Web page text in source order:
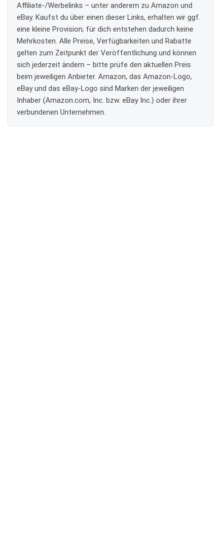
Affiliate-/Werbelinks – unter anderem zu Amazon und
eBay. Kaufst du über einen dieser Links, erhalten wir ggf.
eine kleine Provision; für dich entstehen dadurch keine
Mehrkosten. Alle Preise, Verfügbarkeiten und Rabatte
gelten zum Zeitpunkt der Veröffentlichung und können
sich jederzeit ändern – bitte prüfe den aktuellen Preis
beim jeweiligen Anbieter. Amazon, das Amazon-Logo,
eBay und das eBay-Logo sind Marken der jeweiligen
Inhaber (Amazon.com, Inc. bzw. eBay Inc.) oder ihrer
verbundenen Unternehmen.